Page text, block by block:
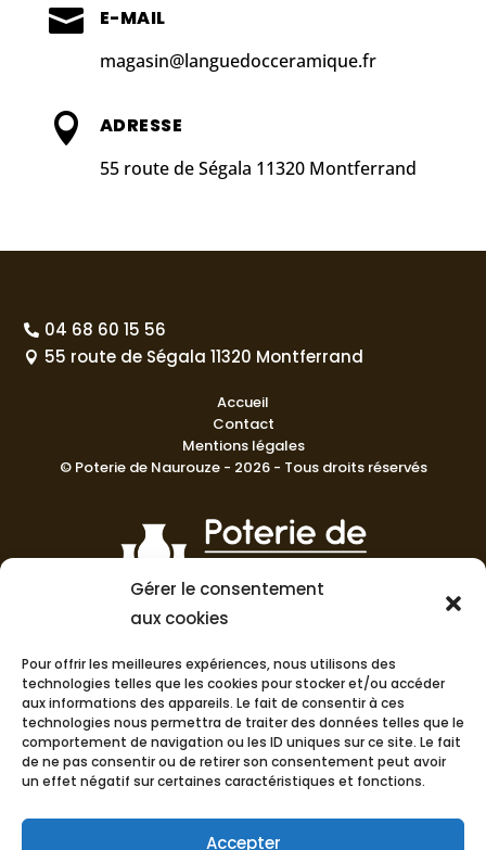
Gérer le consentement
aux cookies
Pour offrir les meilleures expériences, nous utilisons des
technologies telles que les cookies pour stocker et/ou accéder
aux informations des appareils. Le fait de consentir à ces
technologies nous permettra de traiter des données telles que le
comportement de navigation ou les ID uniques sur ce site. Le fait
de ne pas consentir ou de retirer son consentement peut avoir
un effet négatif sur certaines caractéristiques et fonctions.
Accepter
 E-MAIL
magasin@languedocceramique.fr
 ADRESSE
55 route de Ségala 11320 Montferrand
 04 68 60 15 56
 55 route de Ségala 11320 Montferrand
Accueil
Contact
Mentions légales
© Poterie de Naurouze - 2026 - Tous droits réservés
La Poterie de Nauroze prend fièrement soin de maintenir un
fabrication en France.